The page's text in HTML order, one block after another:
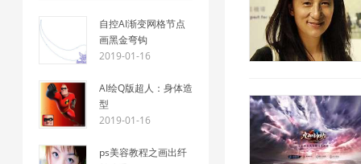
自控AI渐变网格节点
画黑金弯钩
2019-01-16
AI绘Q版超人：身体造
型
2019-01-16
ps美容教程之画出纤